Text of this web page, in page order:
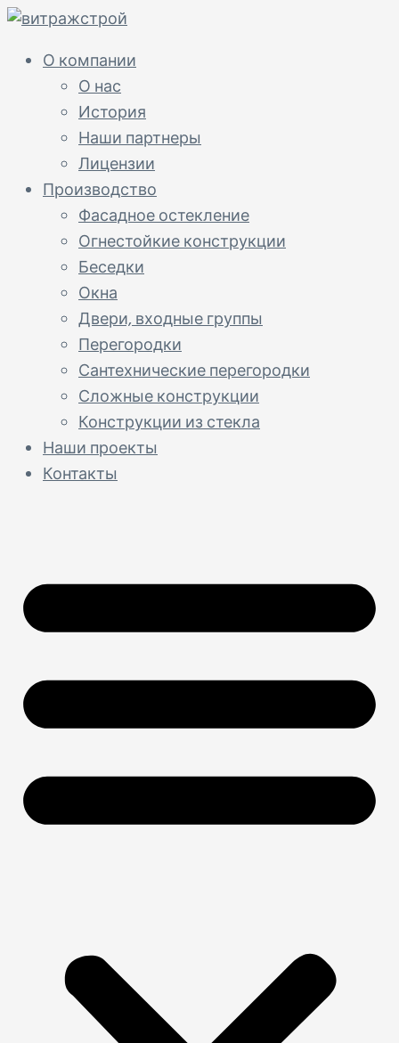
О компании
О нас
История
Наши партнеры
Лицензии
Производство
Фасадное остекление
Огнестойкие конструкции
Беседки
Окна
Двери, входные группы
Перегородки
Сантехнические перегородки
Сложные конструкции
Конструкции из стекла
Наши проекты
Контакты